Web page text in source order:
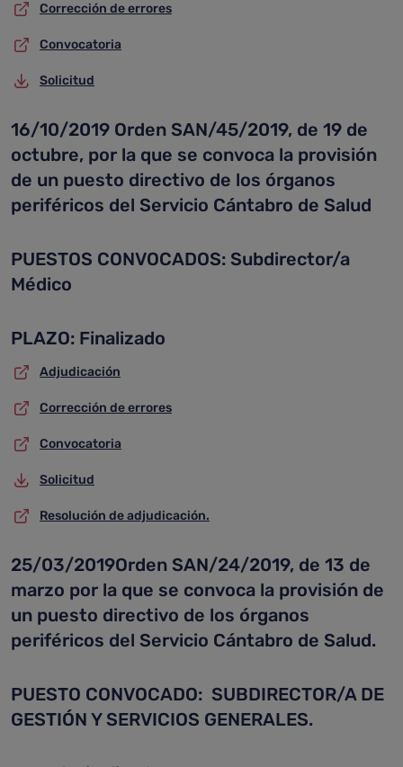
Corrección de errores
Convocatoria
Solicitud
16/10/2019 Orden SAN/45/2019, de 19 de
octubre, por la que se convoca la provisión
de un puesto directivo de los órganos
periféricos del Servicio Cántabro de Salud
PUESTOS CONVOCADOS: Subdirector/a
Médico
PLAZO: Finalizado
Adjudicación
Corrección de errores
Convocatoria
Solicitud
Resolución de adjudicación.
25/03/2019Orden SAN/24/2019, de 13 de
marzo por la que se convoca la provisión de
un puesto directivo de los órganos
periféricos del Servicio Cántabro de Salud.
PUESTO CONVOCADO: SUBDIRECTOR/A DE
GESTIÓN Y SERVICIOS GENERALES.